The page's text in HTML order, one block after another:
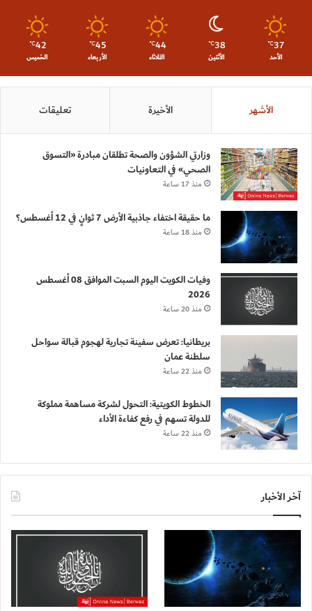
37
℃
الأحد
38
℃
الأثنين
44
℃
الثلاثاء
45
℃
الأربعاء
42
℃
الخميس
الأشهر الأخيرة تعليقات
وزارتي الشؤون والصحة تطلقان مبادرة «التسوق
الصحي» في التعاونيات
منذ 17 ساعة
ما حقيقة اختفاء جاذبية الأرض 7 ثوانٍ في 12 أغسطس؟
منذ 18 ساعة
وفيات الكويت اليوم السبت الموافق 08 أغسطس
2026
منذ 20 ساعة
بريطانيا: تعرض سفينة تجارية لهجوم قبالة سواحل
سلطنة عمان
منذ 22 ساعة
الخطوط الكويتية: التحول لشركة مساهمة مملوكة
للدولة تسهم في رفع كفاءة الأداء
منذ 22 ساعة
آخر الأخبار